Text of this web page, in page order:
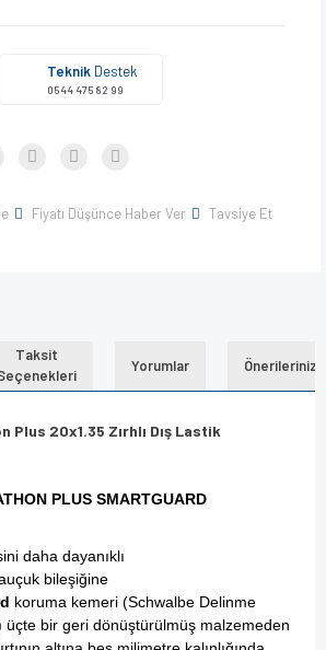
Teknik Destek
0544 475 82 99
Fiyatı Düşünce Haber Ver Tavsiye Et
Taksit
Yorumlar Önerileriniz
Plus 20x1.35 Zırhlı Dış Lastik
PLUS SMARTGUARD
daha dayanıklı
bileşiğine
koruma kemeri (Schwalbe Delinme
üçte bir geri dönüştürülmüş malzemeden